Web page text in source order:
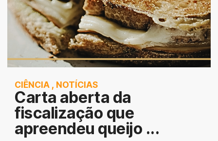
CIÊNCIA , NOTÍCIAS
Carta aberta da
fiscalização que
apreendeu queijo ...